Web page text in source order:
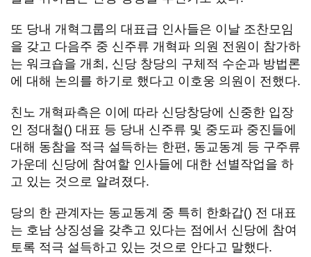
또 당내 개혁그룹의 대표급 인사들은 이날 조찬모임
을 갖고 다음주 중 신주류 개혁파 의원 전원이 참가하
는 워크숍을 개최, 신당 창당의 구체적 수순과 방법론
에 대해 논의를 하기로 했다고 이호웅 의원이 전했다.
친노 개혁파측은 이에 따라 신당창당에 신중한 입장
인 정대철() 대표 등 당내 신주류 및 중도파 중진들에
대해 동참을 적극 설득하는 한편, 동교동계 등 구주류
가운데 신당에 참여할 인사들에 대한 선별작업을 하
고 있는 것으로 알려졌다.
당의 한 관계자는 동교동계 중 특히 한화갑() 전 대표
는 호남 상징성을 갖추고 있다는 점에서 신당에 참여
토록 적극 설득하고 있는 것으로 안다고 말했다.